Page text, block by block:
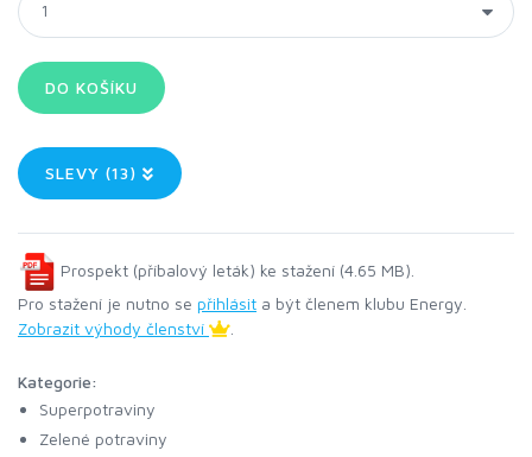
SLEVY (13)
Prospekt (příbalový leták) ke stažení (4.65 MB).
Pro stažení je nutno se přihlásit a být členem klubu Energy.
Zobrazit výhody členství
Kategorie:
Superpotraviny
Zelené potraviny